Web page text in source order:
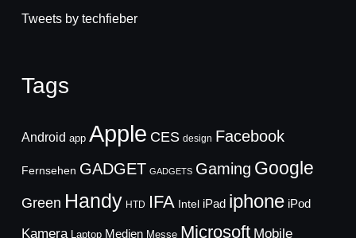
Tweets by techfieber
Tags
Android app Apple CES design Facebook
Fernsehen GADGET GADGETS Gaming Google
Green Handy HTD IFA Intel iPad iphone iPod
Kamera Laptop Medien Messe Microsoft Mobile